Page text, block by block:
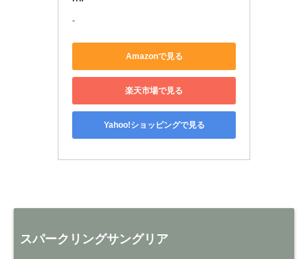
-
Amazonで見る
楽天市場で見る
Yahoo!ショッピングで見る
スパークリングサングリア